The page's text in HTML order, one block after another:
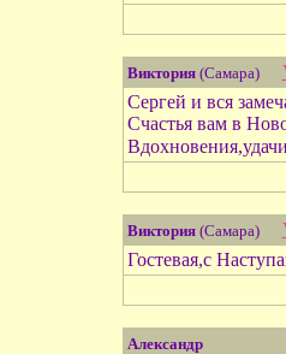
Виктория(Самара)
Сергей и вся
Счастья вам в
Виктория(Самара)
Гостевая,с
Александр